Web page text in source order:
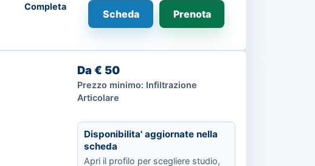
Completa
Scheda Prenota
Da € 50
Prezzo minimo: Infiltrazione
Articolare
Disponibilita' aggiornate nella
scheda
Apri il profilo per scegliere studio,